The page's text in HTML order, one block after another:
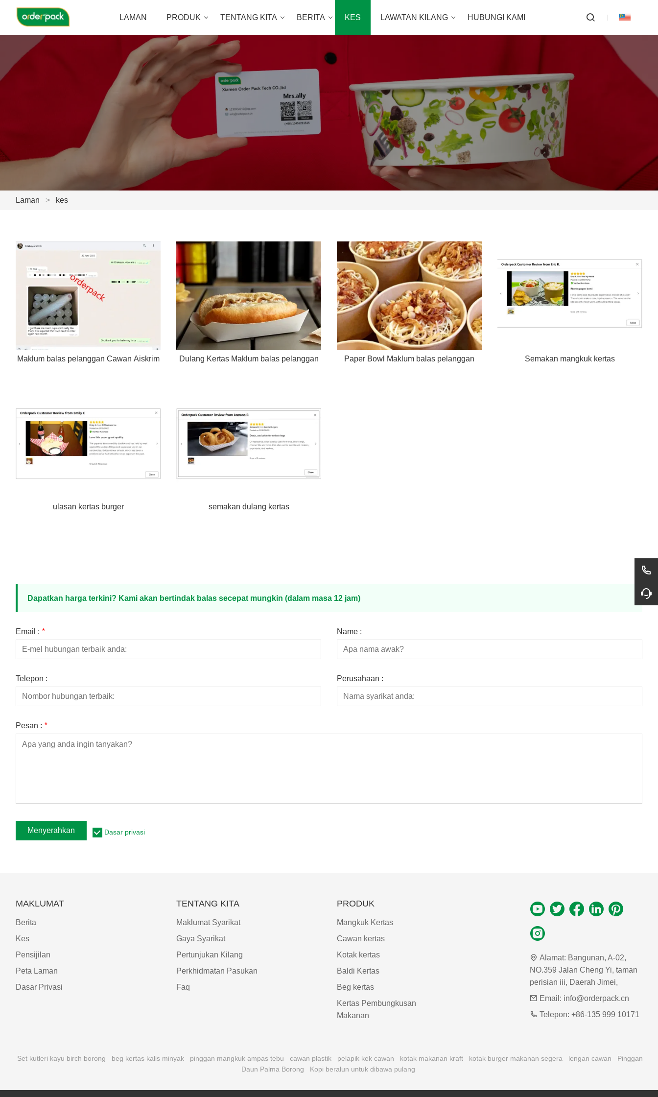
LAMAN PRODUK TENTANG KITA BERITA KES LAWATAN KILANG HUBUNGI KAMI
Laman > kes
Maklum balas pelanggan Cawan Aiskrim Dulang Kertas Maklum balas pelanggan Paper Bowl Maklum balas pelanggan Semakan mangkuk kertas
ulasan kertas burger semakan dulang kertas
Dapatkan harga terkini? Kami akan bertindak balas secepat mungkin (dalam masa 12 jam)
Email : * Name :
Telepon : Perusahaan :
Pesan : *
Menyerahkan Dasar privasi
MAKLUMAT
Berita
Kes
Pensijilan
Peta Laman
Dasar Privasi
TENTANG KITA
Maklumat Syarikat
Gaya Syarikat
Pertunjukan Kilang
Perkhidmatan Pasukan
Faq
PRODUK
Mangkuk Kertas
Cawan kertas
Kotak kertas
Baldi Kertas
Beg kertas
Kertas Pembungkusan
Makanan
Alamat: Bangunan, A-02,
NO.359 Jalan Cheng Yi, taman
perisian iii, Daerah Jimei,
Email: info@orderpack.cn
Telepon: +86-135 999 10171
Set kutleri kayu birch borong beg kertas kalis minyak pinggan mangkuk ampas tebu cawan plastik pelapik kek cawan kotak makanan kraft kotak burger makanan segera lengan cawan
Pinggan
Daun Palma Borong
Kopi beralun untuk dibawa pulang